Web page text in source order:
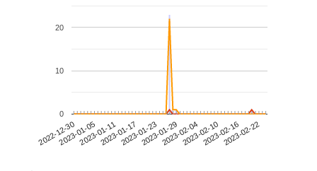
2022-12-302023-01-052023-01-112023-01-172023-01-232023-01-292023-02-042023-02-102023-02-162023-02-22
0
10
20